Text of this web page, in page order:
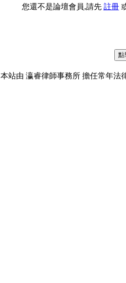
您還不是論壇會員,請先 註冊
本站由 瀛睿律師事務所 擔任常年法